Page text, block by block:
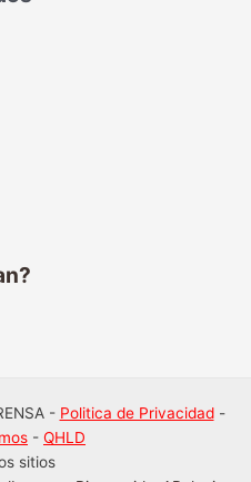
- Politica de Privacidad-
- QHLD
sitios